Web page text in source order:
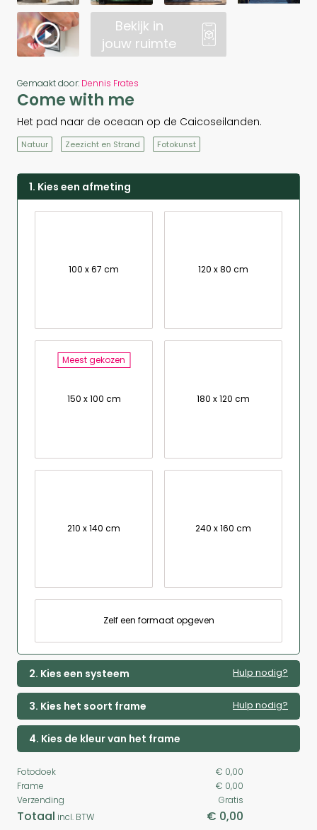
Bekijk in
jouw ruimte
Gemaakt door: Dennis Frates
Come with me
Het pad naar de oceaan op de Caicoseilanden.
Natuur Zeezicht en Strand Fotokunst
1. Kies een afmeting
100 x 67 cm 120 x 80 cm
Meest gekozen
150 x 100 cm 180 x 120 cm
210 x 140 cm 240 x 160 cm
Zelf een formaat opgeven
2. Kies een systeem Hulp nodig?
3. Kies het soort frame Hulp nodig?
4. Kies de kleur van het frame
Fotodoek
€ 0,00
Frame
€ 0,00
Verzending
Gratis
Totaal incl. BTW € 0,00